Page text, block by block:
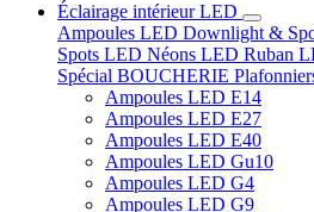
Éclairage intérieur LED
Ampoules LED Downlight &
Spots LED Néons LED Ruban
Spécial BOUCHERIE
Ampoules LED E14
Ampoules LED E27
Ampoules LED E40
Ampoules LED Gu10
Ampoules LED G4
Ampoules LED G9